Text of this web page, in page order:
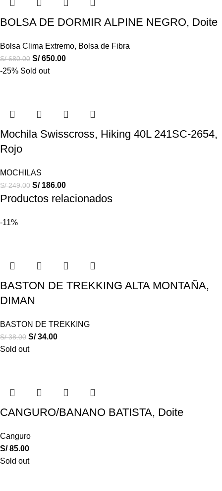
BOLSA DE DORMIR ALPINE NEGRO, Doite
Bolsa Clima Extremo, Bolsa de Fibra
S/680.00 S/650.00
-25% Sold out
Mochila Swisscross, Hiking 40L 241SC-2654,
Rojo
MOCHILAS
S/249.00 S/186.00
Productos relacionados
-11%
BASTON DE TREKKING ALTA MONTAÑA,
DIMAN
BASTON DE TREKKING
S/38.00 S/34.00
Sold out
CANGURO/BANANO BATISTA, Doite
Canguro
S/85.00
Sold out